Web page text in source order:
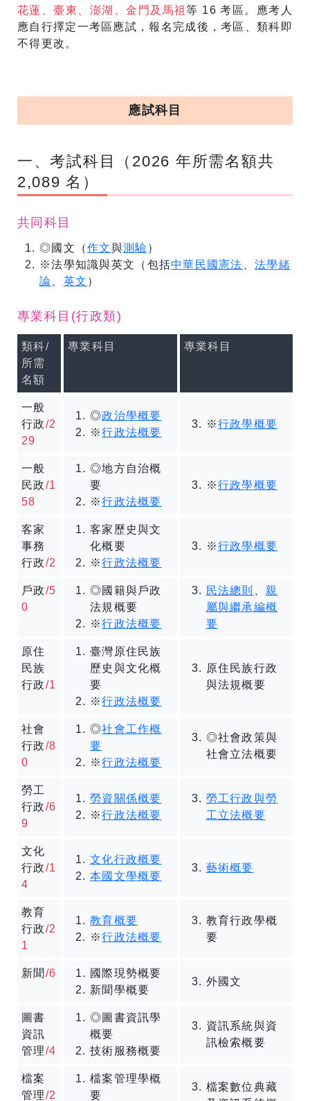
花蓮、臺東、澎湖、金門及馬祖等 16 考區。應考人
應自行擇定一考區應試，報名完成後，考區、類科即
不得更改。
應試科目
一、考試科目（2026 年所需名額共
2,089 名）
共同科目
◎國文（作文與測驗 ）
※法學知識與英文（包括中華民國憲法 、法學緒
論
英文 ）
專業科目(行政類)
類科/
所需
名額
專業科目 專業科目
一般
行政/2
29
◎政治學概要
※行政法概要
※行政學概要
一般
民政/1
58
◎地方自治概
要
※行政法概要
※行政學概要
客家
事務
行政/2
客家歷史與文
化概要
※行政法概要
※行政學概要
戶政/5
0
◎國籍與戶政
法規概要
※行政法概要
民法總則
親
屬與繼承編概
要
原住
民族
行政/1
臺灣原住民族
歷史與文化概
要
※行政法概要
原住民族行政
與法規概要
社會
行政/8
0
◎社會工作概
要
※行政法概要
◎社會政策與
社會立法概要
勞工
行政/6
9
勞資關係概要
※行政法概要
勞工行政與勞
工立法概要
文化
行政/1
4
文化行政概要
本國文學概要
藝術概要
教育
行政/2
1
教育概要
※行政法概要
教育行政學概
要
新聞 /6
國際現勢概要
新聞學概要
外國文
圖書
資訊
管理/4
◎圖書資訊學
概要
技術服務概要
資訊系統與資
訊檢索概要
檔案
管理/2
檔案管理學概
要
檔案數位典藏